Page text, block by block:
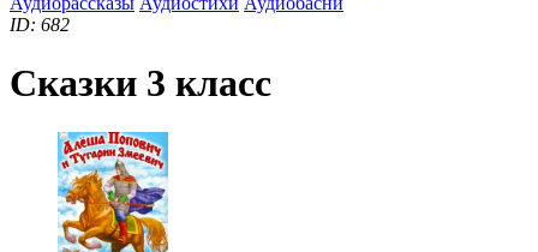
ID: 682
Сказки 3 класс